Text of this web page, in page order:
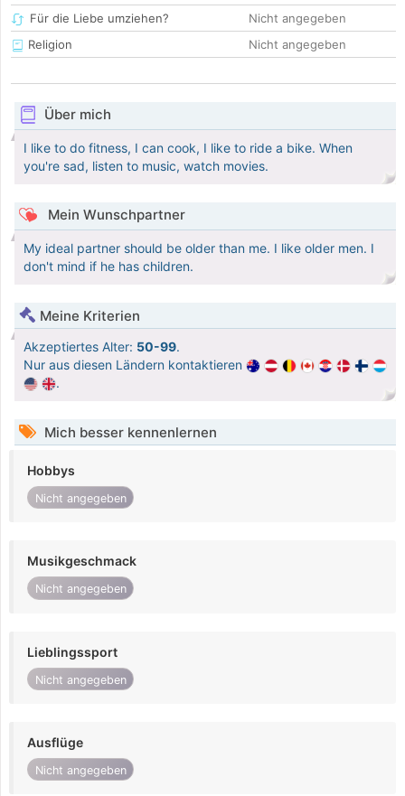
Für die Liebe umziehen?
Nicht angegeben
Religion
Nicht angegeben
Über mich
I like to do fitness, I can cook, I like to ride a bike. When
you're sad, listen to music, watch movies.
Mein Wunschpartner
My ideal partner should be older than me. I like older men. I
don't mind if he has children.
Meine Kriterien
Akzeptiertes Alter: 50-99.
Nur aus diesen Ländern kontaktieren
.
Mich besser kennenlernen
Hobbys
Nicht angegeben
Musikgeschmack
Nicht angegeben
Lieblingssport
Nicht angegeben
Ausflüge
Nicht angegeben